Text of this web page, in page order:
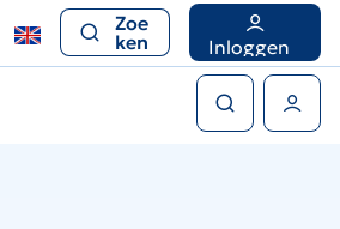
Zoe
ken
Inloggen